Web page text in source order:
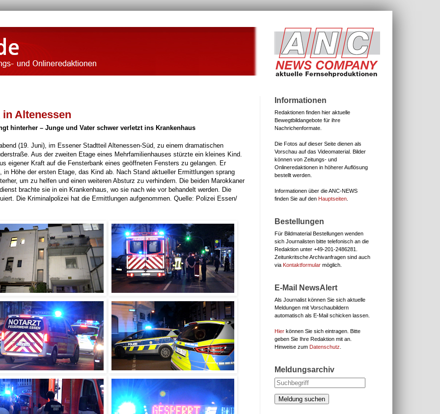
Altenessen
hinterher – Junge und Vater schwer verletzt ins Krankenhaus
(19. Juni), im Essener Stadtteil Altenessen-Süd, zu einem dramatischen
Aus der zweiten Etage eines Mehrfamilienhauses stürzte ein kleines Kind.
eigener Kraft auf die Fensterbank eines geöffneten Fensters zu gelangen. Er
Höhe der ersten Etage, das Kind ab. Nach Stand aktueller Ermittlungen sprang
um zu helfen und einen weiteren Absturz zu verhindern. Die beiden Marokkaner
brachte sie in ein Krankenhaus, wo sie nach wie vor behandelt werden. Die
Die Kriminalpolizei hat die Ermittlungen aufgenommen. Quelle: Polizei Essen/
Informationen
Redaktionen finden hier aktuelle
Bewegtbildangebote für ihre
Nachrichenformate.
Die Fotos auf dieser Seite dienen als
Vorschau auf das Videomaterial. Bilder
können von Zeitungs- und
Onlineredaktionen in höherer Auflösung
bestellt werden.
Informationen über die ANC-NEWS
finden Sie auf den Hauptseiten
Bestellungen
Für Bildmaterial Bestellungen wenden
sich Journalisten bitte telefonisch an die
Redaktion unter +49-201-2486281.
Zeitunkritsche Archivanfragen sind auch
via Kontaktformular möglich.
E-Mail NewsAlert
Als Journalist können Sie sich aktuelle
Meldungen mit Vorschaubildern
automatisch als E-Mail schicken lassen.
Hier können Sie sich eintragen. Bitte
geben Sie Ihre Redaktion mit an.
Hinweise zum Datenschutz
Meldungsarchiv
Meldung suchen